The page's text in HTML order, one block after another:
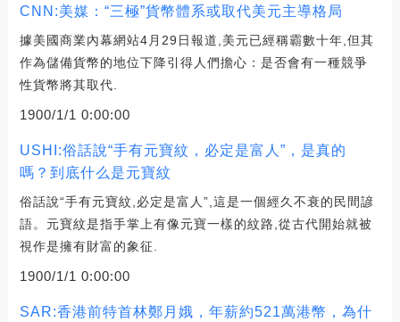
CNN:美媒：“三極”貨幣體系或取代美元主導格局
據美國商業內幕網站4月29日報道,美元已經稱霸數十年,但其
作為儲備貨幣的地位下降引得人們擔心：是否會有一種競爭
性貨幣將其取代.
1900/1/1 0:00:00
USHI:俗話說“手有元寶紋，必定是富人”，是真的
嗎？到底什么是元寶紋
俗話說“手有元寶紋,必定是富人”,這是一個經久不衰的民間諺
語。元寶紋是指手掌上有像元寶一樣的紋路,從古代開始就被
視作是擁有財富的象征.
1900/1/1 0:00:00
SAR:香港前特首林鄭月娥，年薪約521萬港幣，為什